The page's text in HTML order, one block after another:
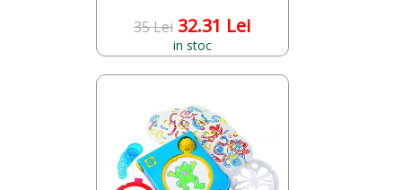
35 Lei 32.31 Lei
in stoc